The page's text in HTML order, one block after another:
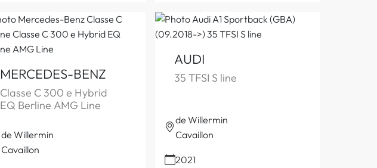
MERCEDES-BENZ
Classe C 300 e Hybrid
EQ Berline AMG Line
de Willermin
Cavaillon
AUDI
35 TFSI S line
de Willermin
Cavaillon
2021